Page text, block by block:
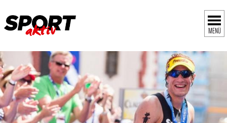
MENÜ